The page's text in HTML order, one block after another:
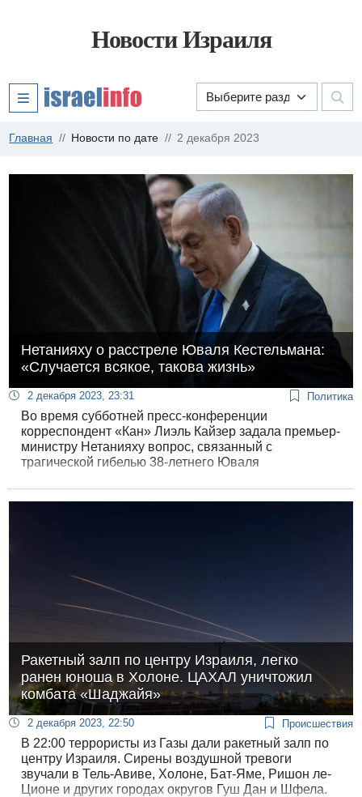
Новости Израиля
Главная Новости по дате 2 декабря 2023
Нетанияху о расстреле Юваля Кестельмана:
«Случается всякое, такова жизнь»
2 декабря 2023, 23:31 Политика
Во время субботней пресс-конференции
корреспондент «Кан» Лиэль Кайзер задала премьер-
министру Нетанияху вопрос, связанный с
трагической гибелью 38-летнего Юваля
резервистами после того, как уничтожил двух
Ракетный залп по центру Израиля, легко
ранен юноша в Холоне. ЦАХАЛ уничтожил
комбата «Шаджайя»
2 декабря 2023, 22:50 Происшествия
В 22:00 террористы из Газы дали ракетный залп по
центру Израиля. Сирены воздушной тревоги
звучали в Тель-Авиве, Холоне, Бат-Яме, Ришон ле-
Ционе и других городах округов Гуш Дан и Шфела.